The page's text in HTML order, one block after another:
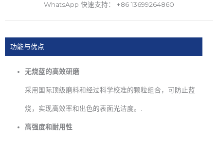
WhatsApp 快速支持： +86 13699264860
功能与优点
无烧蓝的高效研磨
采用国际顶级磨料和经过科学校准的颗粒组合，可防止蓝
烧，实现高效率和出色的表面光洁度。.
高强度和耐用性